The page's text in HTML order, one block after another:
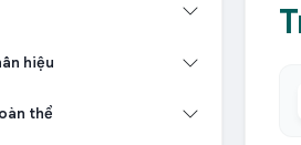
hiệu
thể